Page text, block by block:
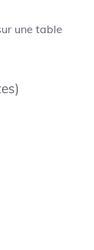
une table